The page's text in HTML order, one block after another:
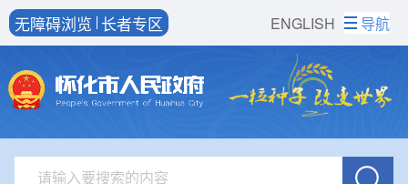
ENGLISH
无障碍浏览 长者专区 导航